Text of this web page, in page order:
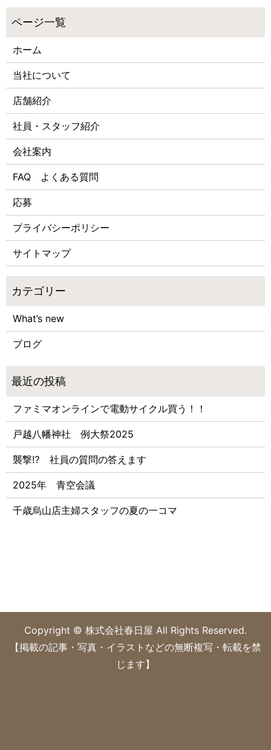
ホーム
当社について
店舗紹介
社員・スタッフ紹介
会社案内
FAQ よくある質問
応募
プライバシーポリシー
サイトマップ
What’s new
ブログ
ファミマオンラインで電動サイクル買う！！
戸越八幡神社 例大祭2025
襲撃⁉ 社員の質問の答えます
2025年 青空会議
千歳烏山店主婦スタッフの夏の一コマ
Copyright © 株式会社春日屋 All Rights Reserved.
【掲載の記事・写真・イラストなどの無断複写・転載を禁
じます】